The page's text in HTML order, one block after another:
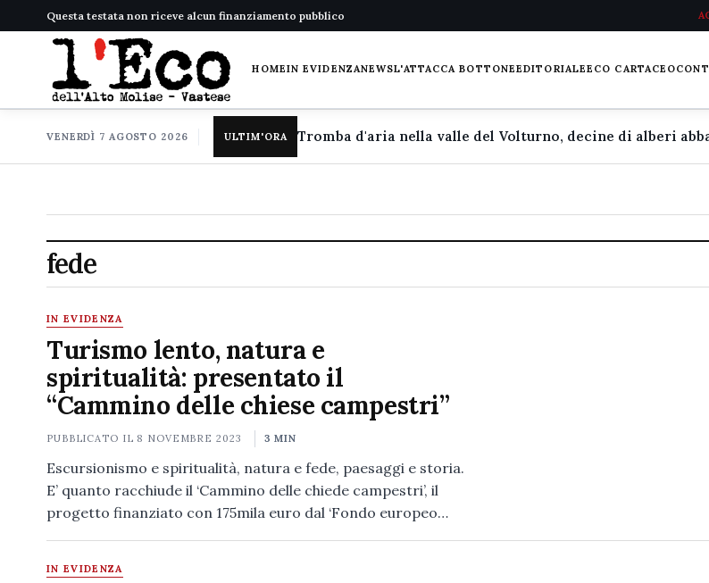
Questa testata non riceve alcun finanziamento pubblico
HOMEIN EVIDENZANEWSL'ATTACCA BOTTONEEDITORIALEECO CARTACEO
VENERDÌ 7 AGOSTO 2026 ULTIM'ORA
fede
IN EVIDENZA
Turismo lento, natura e
spiritualità: presentato il
“Cammino delle chiese campestri”
PUBBLICATO IL 8 NOVEMBRE 2023 3 MIN
Escursionismo e spiritualità, natura e fede, paesaggi e storia.
E’ quanto racchiude il ‘Cammino delle chiede campestri’, il
progetto finanziato con 175mila euro dal ‘Fondo europeo…
IN EVIDENZA